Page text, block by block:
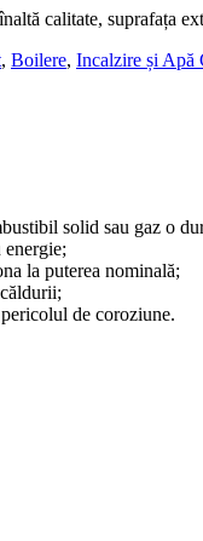
calitate, suprafața
, Boilere, Incalzire și Apă
solid sau gaz o
la puterea nominală;
de coroziune.